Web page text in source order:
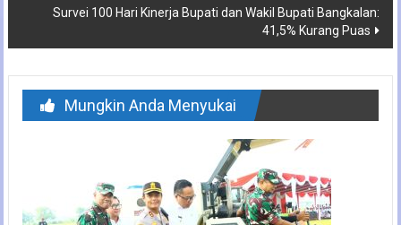
Survei 100 Hari Kinerja Bupati dan Wakil Bupati Bangkalan:
41,5% Kurang Puas
Mungkin Anda Menyukai